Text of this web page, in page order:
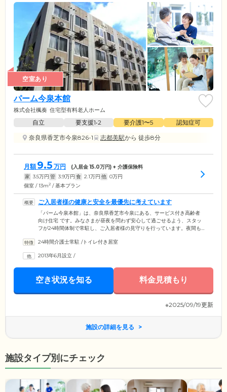
空室あり
パーム今泉本館
株式会社楓奏 住宅型有料老人ホーム
自立 要支援1•2 要介護1〜5
認知症可
奈良県香芝市今泉826-1
志都美駅から 徒歩8分
月額 9.5 万円 (入居金15.0万円) + 介護保険料
家 3.5万円 管 3.9万円 食 2.1万円 他 0万円
個室 / 13m2 / 基本プラン
ご入居者様の健康と安全を最優先に考えています
「パーム今泉本館」は、奈良県香芝市今泉にある、サービス付き高齢者
向け住宅 です。みなさまが昼夜を問わず安心して過ごせるよう、スタッ
フが24時間体制で常駐し、ご入居者様の見守りを行っています。夜間も
様が緊急の事態に直面した場合でも、すぐに対応できるよう努めていま
ご入居者様の健康と安全を最優先に考えた見守りとケアを行っています
ので、安心してお過ごしください。
24時間介護士常駐 /トイレ付き居室
2013年6月設立 /
空き状況を知る 料金見積もり
※2025/09/19更新
施設の詳細を見る
施設タイプ別にチェック